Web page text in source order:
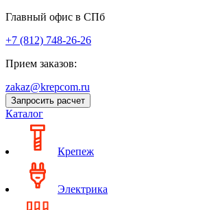
Главный офис в СПб
+7 (812) 748-26-26
Прием заказов:
zakaz@krepcom.ru
Запросить расчет
Каталог
Крепеж
Электрика